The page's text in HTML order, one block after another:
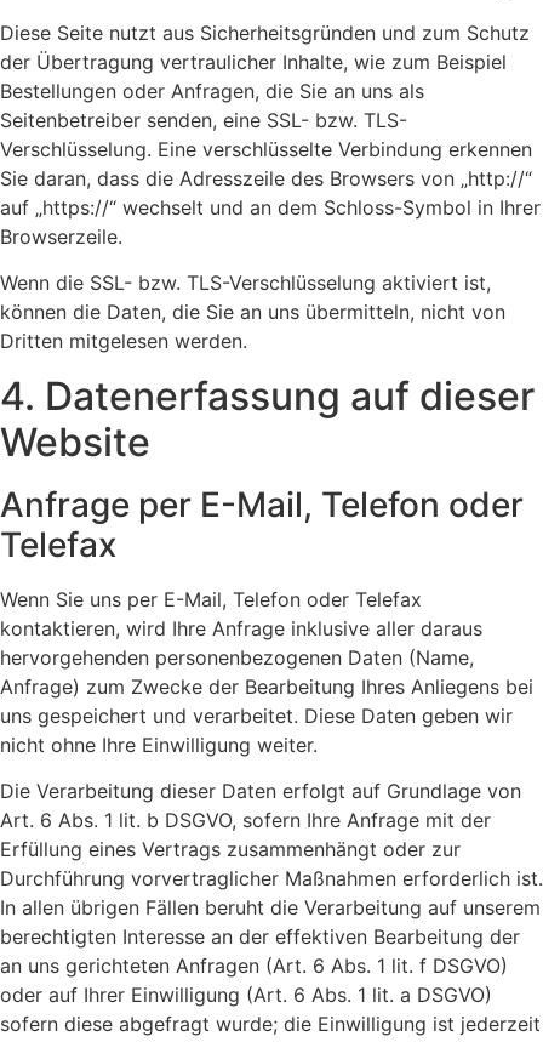
Diese Seite nutzt aus Sicherheitsgründen und zum Schutz
der Übertragung vertraulicher Inhalte, wie zum Beispiel
Bestellungen oder Anfragen, die Sie an uns als
Seitenbetreiber senden, eine SSL- bzw. TLS-
Verschlüsselung. Eine verschlüsselte Verbindung erkennen
Sie daran, dass die Adresszeile des Browsers von „http://“
auf „https://“ wechselt und an dem Schloss-Symbol in Ihrer
Browserzeile.
Wenn die SSL- bzw. TLS-Verschlüsselung aktiviert ist,
können die Daten, die Sie an uns übermitteln, nicht von
Dritten mitgelesen werden.
4. Datenerfassung auf dieser
Website
Anfrage per E-Mail, Telefon oder
Telefax
Wenn Sie uns per E-Mail, Telefon oder Telefax
kontaktieren, wird Ihre Anfrage inklusive aller daraus
hervorgehenden personenbezogenen Daten (Name,
Anfrage) zum Zwecke der Bearbeitung Ihres Anliegens bei
uns gespeichert und verarbeitet. Diese Daten geben wir
nicht ohne Ihre Einwilligung weiter.
Die Verarbeitung dieser Daten erfolgt auf Grundlage von
Art. 6 Abs. 1 lit. b DSGVO, sofern Ihre Anfrage mit der
Erfüllung eines Vertrags zusammenhängt oder zur
Durchführung vorvertraglicher Maßnahmen erforderlich ist.
In allen übrigen Fällen beruht die Verarbeitung auf unserem
berechtigten Interesse an der effektiven Bearbeitung der
an uns gerichteten Anfragen (Art. 6 Abs. 1 lit. f DSGVO)
oder auf Ihrer Einwilligung (Art. 6 Abs. 1 lit. a DSGVO)
sofern diese abgefragt wurde; die Einwilligung ist jederzeit